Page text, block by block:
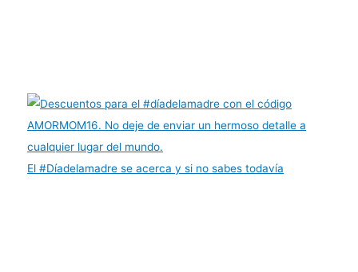
El #Díadelamadre se acerca y si no sabes todavía